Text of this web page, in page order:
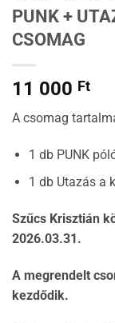
PUNK +
CSOMAG
11 000 Ft
A csomag
1 db PUNK
1 db Utazás a
Szűcs Krisztián
2026.03.31.
A megrendelt
kezdődik.